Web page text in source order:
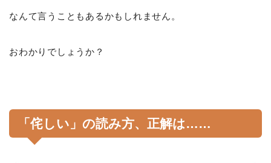
なんて言うこともあるかもしれません。
おわかりでしょうか？
「侘しい」の読み方、正解は……